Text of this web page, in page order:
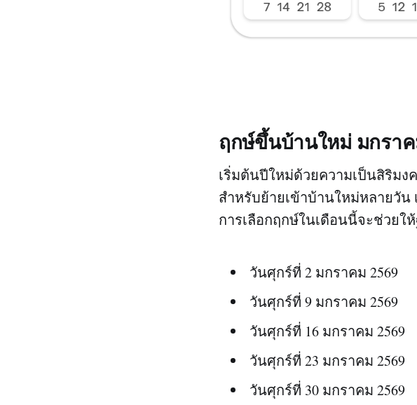
ฤกษ์ขึ้นบ้านใหม่ มกรา
เริ่มต้นปีใหม่ด้วยความเป็นสิริม
สำหรับย้ายเข้าบ้านใหม่หลายวัน
การเลือกฤกษ์ในเดือนนี้จะช่วยใ
วันศุกร์ที่ 2 มกราคม 2569
วันศุกร์ที่ 9 มกราคม 2569
วันศุกร์ที่ 16 มกราคม 2569
วันศุกร์ที่ 23 มกราคม 2569
วันศุกร์ที่ 30 มกราคม 2569